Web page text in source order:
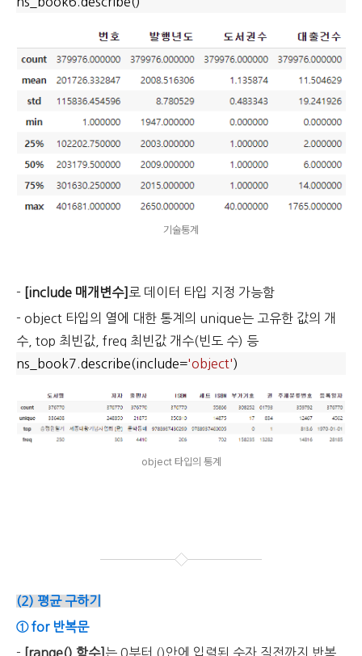
기술통계
- [include 매개변수] 로 데이터 타입 지정 가능함
- object 타입의 열에 대한 통계의 unique는 고유한 값의 개
수, top 최빈값, freq 최빈값 개수(빈도 수) 등
ns_book7.describe(include='object')
object 타입의 통계
(2) 평균 구하기
① for 반복문
-
[range() 함수] 는 0부터 ()안에 입력된 숫자 직전까지 반복